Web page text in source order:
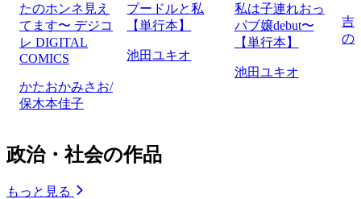
たのホンネ見え
てます〜 デジコ
レ DIGITAL
COMICS
かたおかみさお/
保木本佳子
プードルと私
【単行本】
池田ユキオ
私は子連れおっ
パブ嬢debut〜
【単行本】
池田ユキオ
吉
の
政治・社会の作品
もっと見る